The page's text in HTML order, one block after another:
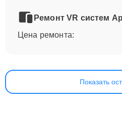
Ремонт VR систем
Цена ремонта:
Показать